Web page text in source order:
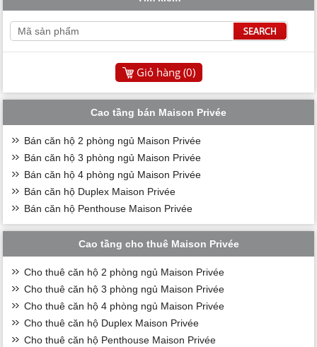
Giỏ hàng (0)
Cao tầng bán Maison Privée
Bán căn hộ 2 phòng ngủ Maison Privée
Bán căn hộ 3 phòng ngủ Maison Privée
Bán căn hộ 4 phòng ngủ Maison Privée
Bán căn hộ Duplex Maison Privée
Bán căn hộ Penthouse Maison Privée
Cao tầng cho thuê Maison Privée
Cho thuê căn hộ 2 phòng ngủ Maison Privée
Cho thuê căn hộ 3 phòng ngủ Maison Privée
Cho thuê căn hộ 4 phòng ngủ Maison Privée
Cho thuê căn hộ Duplex Maison Privée
Cho thuê căn hộ Penthouse Maison Privée